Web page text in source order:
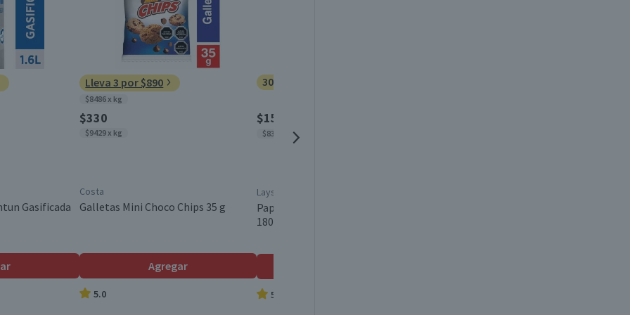
Conservar en un lugar fresco y seco
Menor a 1 lt
1 un.
Botella plástico desechable (bebidas)
Gasificada
Lleva 3 por $890
$8486 x kg
$330
$9429 x kg
Costa
Galletas Mini Choco Chips 35 g
Agregar
5.0
30% dcto.
$1505
$8361 x kg
Lays
Papas Fritas Lay's Corte Americano
180 g
5.0